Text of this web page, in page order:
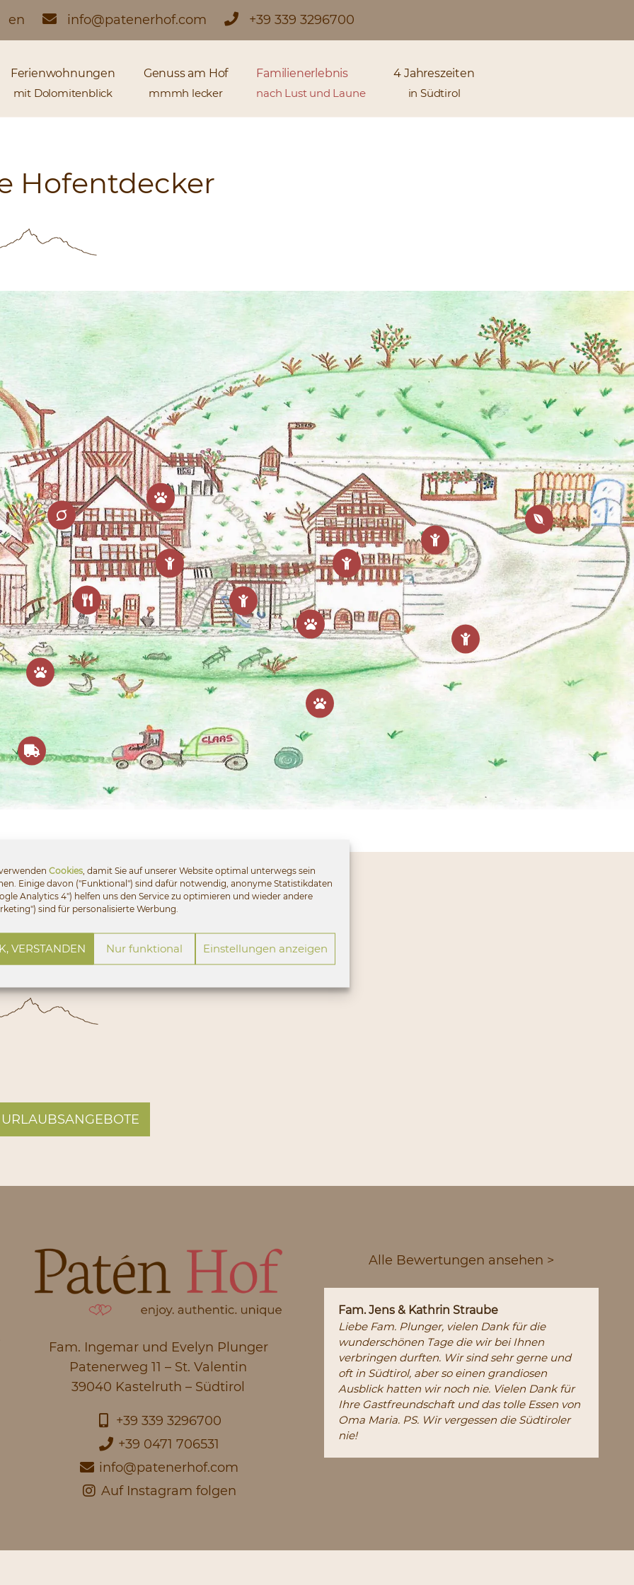
Cookies , damit Sie auf unserer Website optimal unterwegs sein
Einige davon ("Funktional") sind dafür notwendig, anonyme Statistikdaten
Analytics 4") helfen uns den Service zu optimieren und wieder andere
sind für personalisierte Werbung.
VERSTANDEN Nur funktional Einstellungen anzeigen
en info@patenerhof.com +39 339 3296700
Ferienwohnungen
mit Dolomitenblick
Genuss am Hof
mmmh lecker
Familienerlebnis
nach Lust und Laune
4 Jahreszeiten
in Südtirol
Hofentdecker
Ihren Urlaub
Seiser Alm
Fam. Ingemar und Evelyn Plunger
Patenerweg 11 – St. Valentin
39040 Kastelruth – Südtirol
+39 339 3296700
+39 0471 706531
info@patenerhof.com
Auf Instagram folgen
Alle Bewertungen ansehen >
Fam. Jens & Kathrin Straube
Liebe Fam. Plunger, vielen Dank für die
wunderschönen Tage die wir bei Ihnen
verbringen durften. Wir sind sehr gerne und
oft in Südtirol, aber so einen grandiosen
Ausblick hatten wir noch nie. Vielen Dank für
Ihre Gastfreundschaft und das tolle Essen von
Oma Maria. PS. Wir vergessen die Südtiroler
nie!